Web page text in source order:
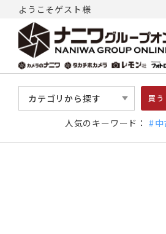
ようこそゲスト様
カテゴリから探す 買う
人気のキーワード：